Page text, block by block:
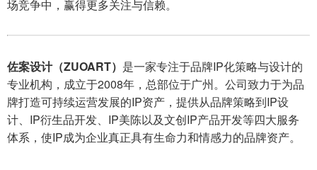
场竞争中，赢得更多关注与信赖。
佐案设计（ZUOART） 是一家专注于品牌IP化策略与设计的
专业机构，成立于2008年，总部位于广州。公司致力于为品
牌打造可持续运营发展的IP资产，提供从品牌策略到IP设
计、IP衍生品开发、IP美陈以及文创IP产品开发等四大服务
体系，使IP成为企业真正具有生命力和情感力的品牌资产。